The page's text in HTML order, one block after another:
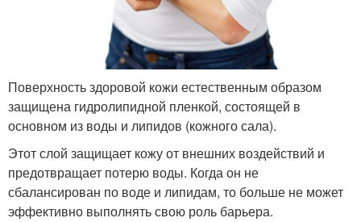
Поверхность здоровой кожи естественным образом
защищена гидролипидной пленкой, состоящей в
основном из воды и липидов (кожного сала).
Этот слой защищает кожу от внешних воздействий и
предотвращает потерю воды. Когда он не
сбалансирован по воде и липидам, то больше не может
эффективно выполнять свою роль барьера.